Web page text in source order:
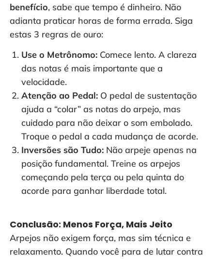
benefício, sabe que tempo é dinheiro. Não
adianta praticar horas de forma errada. Siga
estas 3 regras de ouro:
Use o Metrônomo: Comece lento. A clareza
das notas é mais importante que a
velocidade.
Atenção ao Pedal: O pedal de sustentação
ajuda a “colar” as notas do arpejo, mas
cuidado para não deixar o som embolado.
Troque o pedal a cada mudança de acorde.
Inversões são Tudo: Não arpeje apenas na
posição fundamental. Treine os arpejos
começando pela terça ou pela quinta do
acorde para ganhar liberdade total.
Conclusão: Menos Força, Mais Jeito
Arpejos não exigem força, mas sim técnica e
relaxamento. Quando você para de lutar contra